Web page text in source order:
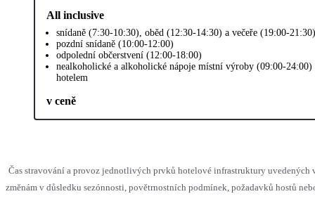
All inclusive
snídaně (7:30-10:30), oběd (12:30-14:30) a večeře (19:00-
pozdní snídaně (10:00-12:00)
odpolední občerstvení (12:00-18:00)
nealkoholické a alkoholické nápoje místní výroby (09:00-24:00)
hotelem
v ceně
Čas stravování a provoz jednotlivých prvků hotelové infrastruktury uvedených
změnám v důsledku sezónnosti, povětrnostních podmínek, požadavků hostů